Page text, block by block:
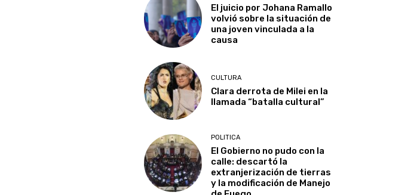
El juicio por Johana Ramallo
volvió sobre la situación de
una joven vinculada a la
causa
CULTURA
Clara derrota de Milei en la
llamada “batalla cultural”
POLITICA
El Gobierno no pudo con la
calle: descartó la
extranjerización de tierras
y la modificación de Manejo